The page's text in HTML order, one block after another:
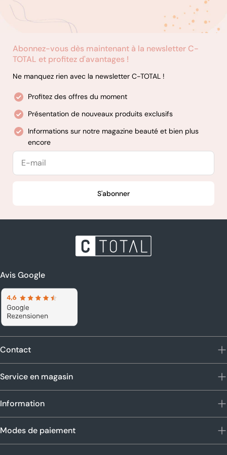
Abonnez-vous dès maintenant à la newsletter C-
TOTAL et profitez d'avantages !
Ne manquez rien avec la newsletter C-TOTAL !
Profitez des offres du moment
Présentation de nouveaux produits exclusifs
Informations sur notre magazine beauté et bien plus
encore
E-
S'abonner
Avis Google
Contact
Service en magasin
Information
Modes de paiement